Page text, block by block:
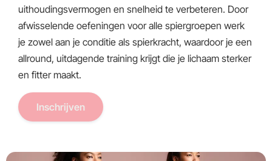
uithoudingsvermogen en snelheid te verbeteren. Door
afwisselende oefeningen voor alle spiergroepen werk
je zowel aan je conditie als spierkracht, waardoor je een
allround, uitdagende training krijgt die je lichaam sterker
en fitter maakt.
Inschrijven